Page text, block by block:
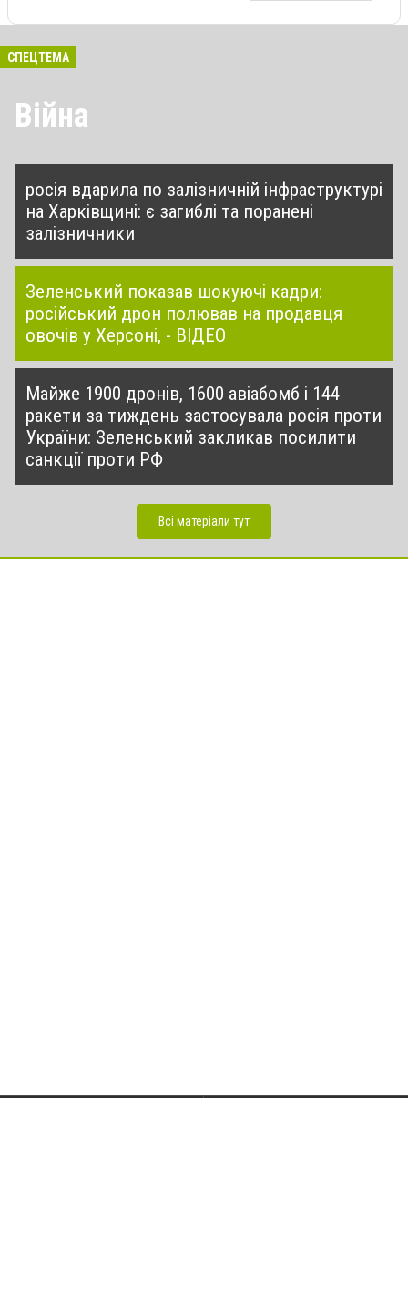
СПЕЦТЕМА
Війна
росія вдарила по залізничній інфраструктурі
на Харківщині: є загиблі та поранені
залізничники
Зеленський показав шокуючі кадри:
російський дрон полював на продавця
овочів у Херсоні, - ВІДЕО
Майже 1900 дронів, 1600 авіабомб і 144
ракети за тиждень застосувала росія проти
України: Зеленський закликав посилити
санкції проти РФ
Всі матеріали тут